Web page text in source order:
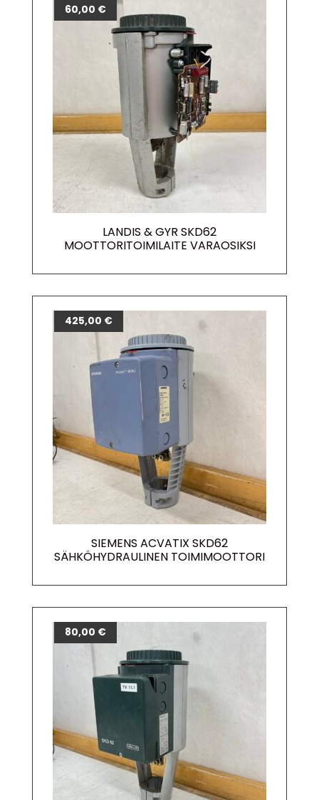
LANDIS & GYR SKD62
MOOTTORITOIMILAITE VARAOSIKSI
60,00 €
SIEMENS ACVATIX SKD62
SÄHKÖHYDRAULINEN TOIMIMOOTTORI
425,00 €
80,00 €